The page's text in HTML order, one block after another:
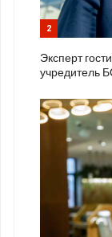
2
Эксперт
учредитель